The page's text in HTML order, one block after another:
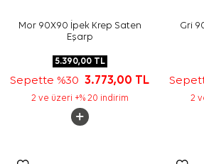
Mor 90X90 İpek Krep Saten
Eşarp
5.390,00TL
Sepette %30 3.773,00 TL
2 ve üzeri +% 20 indirim
Gri
2